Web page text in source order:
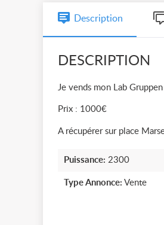
Description
DESCRIPTION
Je vends mon Lab
Prix : 1000€
A récupérer sur place
Puissance: 2300
Type Annonce: Vente